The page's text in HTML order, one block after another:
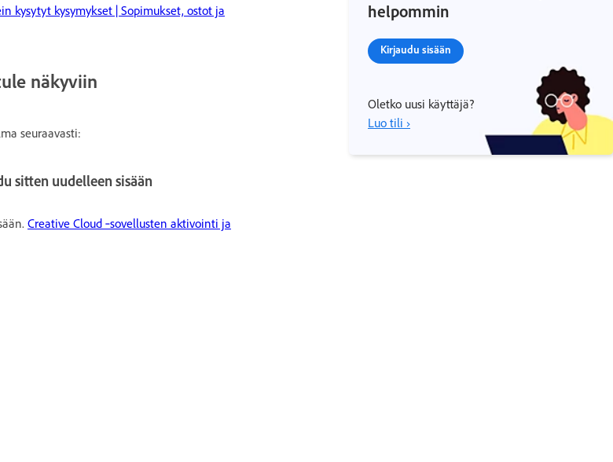
kysytyt kysymykset | Sopimukset, ostot ja
näkyviin
seuraavasti:
sitten uudelleen sisään
Creative Cloud ‑sovellusten aktivointi ja
helpommin
Kirjaudu sisään
Oletko uusi käyttäjä?
Luo tili ›